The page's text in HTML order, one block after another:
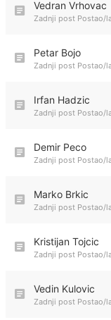
Vedran Vrhovac
Zadnji post Postao/
Petar Bojo
Zadnji post Postao/
Irfan Hadzic
Zadnji post Postao/
Demir Peco
Zadnji post Postao/
Marko Brkic
Zadnji post Postao/
Kristijan Tojcic
Zadnji post Postao/
Vedin Kulovic
Zadnji post Postao/